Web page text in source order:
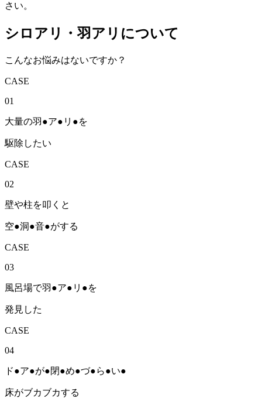
さい。
シロアリ・羽アリについて
こんなお悩みはないですか？
CASE
01
大量の羽 ●ア● リ ●を
駆除したい
CASE
02
壁や柱を叩くと
空●洞●音●がする
CASE
03
風呂場で羽 ●ア● リ ●を
発見 した
CASE
04
ド●ア●が●閉●め●づ●ら●い●
床がブカブカする